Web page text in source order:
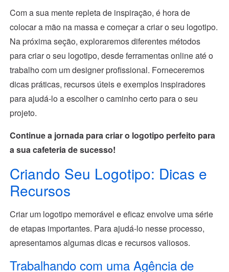
Com a sua mente repleta de inspiração, é hora de
colocar a mão na massa e começar a criar o seu logotipo.
Na próxima seção, exploraremos diferentes métodos
para criar o seu logotipo, desde ferramentas online até o
trabalho com um designer profissional. Forneceremos
dicas práticas, recursos úteis e exemplos inspiradores
para ajudá-lo a escolher o caminho certo para o seu
projeto.
Continue a jornada para criar o logotipo perfeito para
a sua cafeteria de sucesso!
Criando Seu Logotipo: Dicas e
Recursos
Criar um logotipo memorável e eficaz envolve uma série
de etapas importantes. Para ajudá-lo nesse processo,
apresentamos algumas dicas e recursos valiosos.
Trabalhando com uma Agência de